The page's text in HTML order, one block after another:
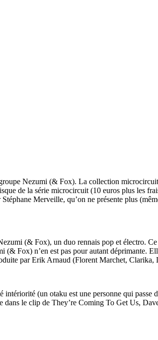
Nezumi (& Fox). La collection
de la série microcircuit (10 euros plus les
Merveille, qu’on ne présente plus
(& Fox), un duo rennais pop et électro. Ce
(& Fox) n’en est pas pour autant déprimante.
par Erik Arnaud (Florent Marchet, Clarika,
(un otaku est une personne qui
dans le clip de They’re Coming To Get Us,